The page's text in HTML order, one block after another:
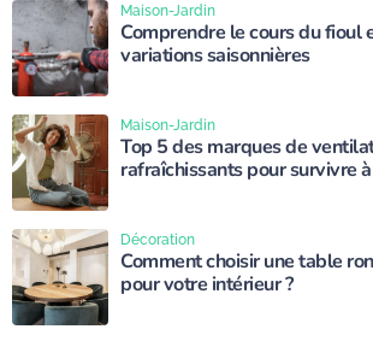
Comprendre le cours du fioul
variations saisonnières
Maison-Jardin
Top 5 des marques de
rafraîchissants pour survivre
Maison-Jardin
Comment choisir une table
pour votre intérieur ?
Décoration